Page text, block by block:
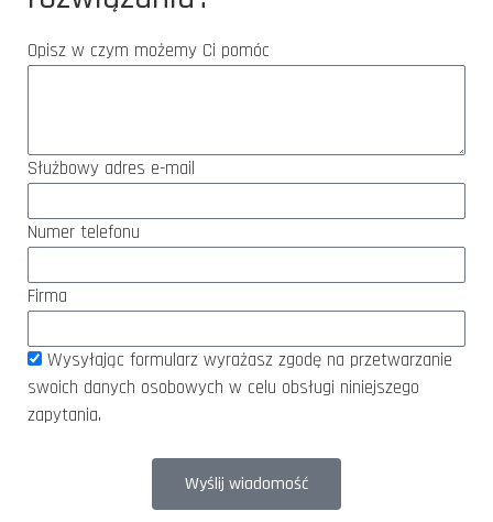
Opisz w czym możemy Ci pomóc
Służbowy adres e-mail
Numer telefonu
Firma
Wysyłając formularz wyrażasz zgodę na przetwarzanie
swoich danych osobowych w celu obsługi niniejszego
zapytania.
Wyślij wiadomość